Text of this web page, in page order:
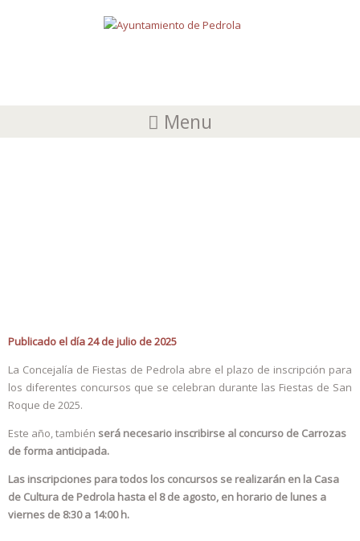
Menu
Publicado el día 24 de julio de 2025
La Concejalía de Fiestas de Pedrola abre el plazo de inscripción para
los diferentes concursos que se celebran durante las Fiestas de San
Roque de 2025.
Este año, también será necesario inscribirse al concurso de Carrozas
de forma anticipada.
Las inscripciones para todos los concursos se realizarán en la Casa
de Cultura de Pedrola hasta el 8 de agosto, en horario de lunes a
viernes de 8:30 a 14:00 h.